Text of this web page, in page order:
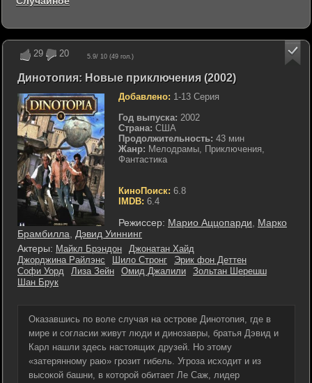
29 20 5.9/ 10 (49 гол.)
Динотопия: Новые приключения (2002)
Добавлено: 1-13 Серия
Год выпуска: 2002
Страна: США
Продолжительность: 43 мин
Жанр: Мелодрамы, Приключения,
Фантастика
КиноПоиск: 6.8
IMDB: 6.4
Режиссер: Марио Аццопарди
Марко
Брамбилла
Дэвид Уиннинг
Актеры: Майкл Брэндон
Джонатан Хайд
Джорджина Райлэнс
Шило Стронг
Эрик фон Деттен
Софи Уорд
Лиза Зейн Омид Джалили
Зольтан Шерешш
Шан Брук
Оказавшись по воле случая на острове Динотопия, где в
мире и согласии живут люди и динозавры, братья Дэвид и
Карл нашли здесь настоящих друзей. Но этому
«затерянному раю» грозит гибель. Угроза исходит и из
высокой башни, в которой обитает Ле Саж, лидер